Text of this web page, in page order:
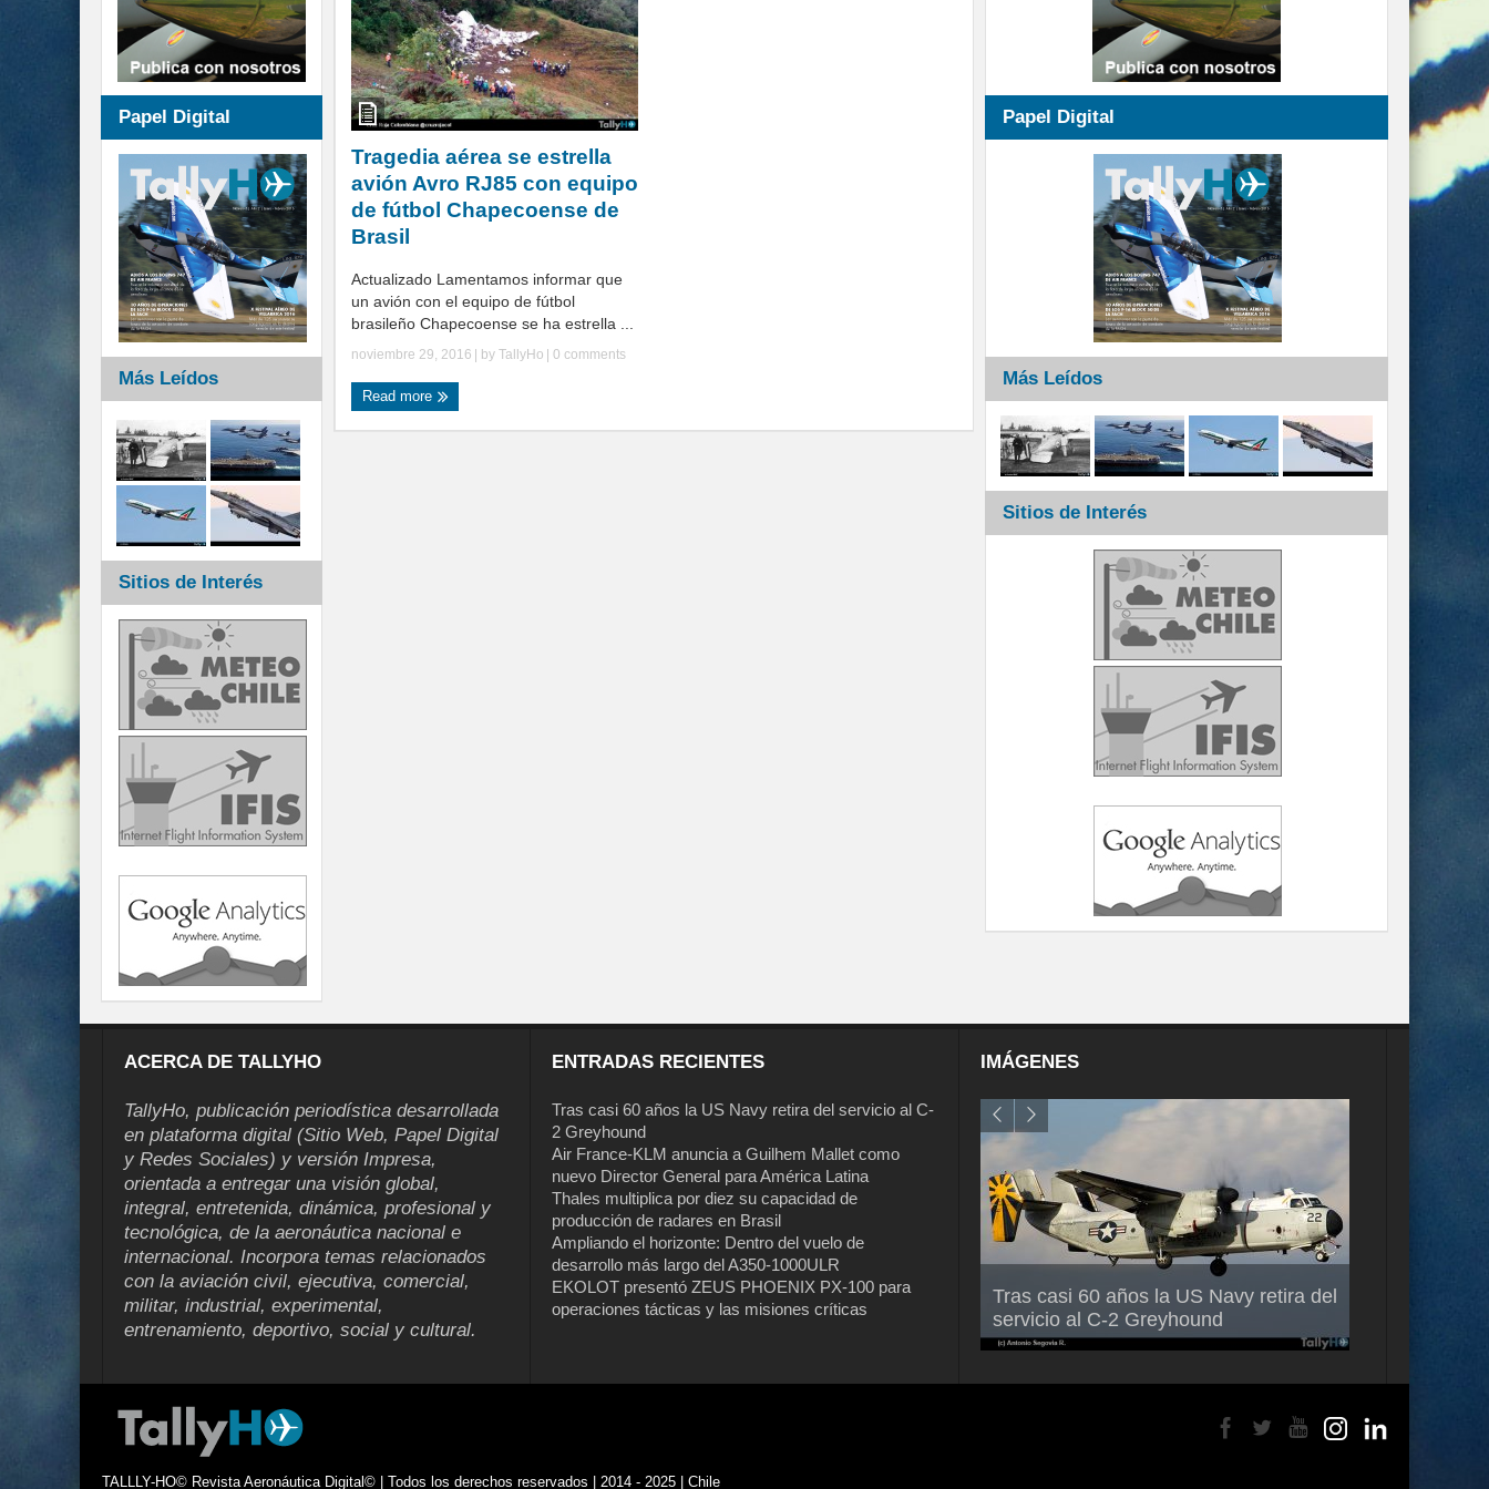
Tragedia aérea se estrella
avión Avro RJ85 con equipo
de fútbol Chapecoense de
Brasil
Actualizado Lamentamos informar que
un avión con el equipo de fútbol
brasileño Chapecoense se ha estrella ...
noviembre 29, 2016 | by TallyHo 0 comments
Read more
Papel Digital
Más Leídos
Sitios de Interés
Papel Digital
Más Leídos
Sitios de Interés
ACERCA DE TALLYHO
TallyHo, publicación periodística desarrollada
en plataforma digital (Sitio Web, Papel Digital
y Redes Sociales) y versión Impresa,
orientada a entregar una visión global,
integral, entretenida, dinámica, profesional y
tecnológica, de la aeronáutica nacional e
internacional. Incorpora temas relacionados
con la aviación civil, ejecutiva, comercial,
militar, industrial, experimental,
entrenamiento, deportivo, social y cultural.
ENTRADAS RECIENTES
Tras casi 60 años la US Navy retira del servicio al C-
2 Greyhound
Air France-KLM anuncia a Guilhem Mallet como
nuevo Director General para América Latina
Thales multiplica por diez su capacidad de
producción de radares en Brasil
Ampliando el horizonte: Dentro del vuelo de
desarrollo más largo del A350-1000ULR
EKOLOT presentó ZEUS PHOENIX PX-100 para
operaciones tácticas y las misiones críticas
IMÁGENES
Tras casi 60 años la US Navy retira del
servicio al C-2 Greyhound
Air France-KLM anuncia a Guilhem
Mallet como nuevo Director General
para América Latina
TALLLY-HO© Revista Aeronáutica Digital© | Todos los derechos reservados | 2014 - 2025 | Chile